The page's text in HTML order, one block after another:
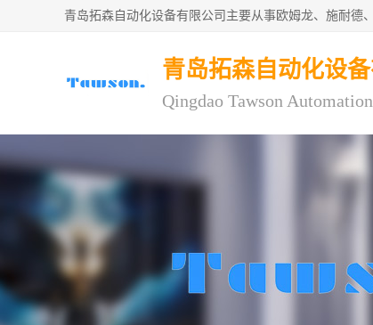
青岛拓森自动化设备有限公司主要从事欧姆龙、施耐德
青岛拓森自动化设
Qingdao Tawson